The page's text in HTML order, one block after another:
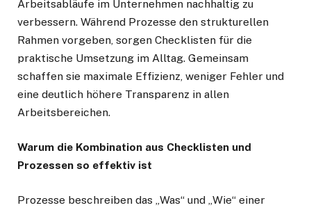
Arbeitsabläufe im Unternehmen nachhaltig zu
verbessern. Während Prozesse den strukturellen
Rahmen vorgeben, sorgen Checklisten für die
praktische Umsetzung im Alltag. Gemeinsam
schaffen sie maximale Effizienz, weniger Fehler und
eine deutlich höhere Transparenz in allen
Arbeitsbereichen.
Warum die Kombination aus Checklisten und
Prozessen so effektiv ist
Prozesse beschreiben das „Was“ und „Wie“ einer